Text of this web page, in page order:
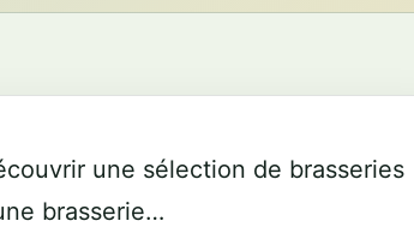
une sélection de brasseries
brasserie…